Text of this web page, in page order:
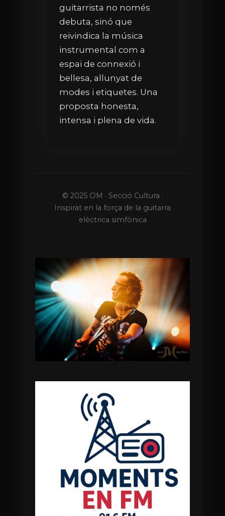
guitarrista no només
debuta, sinó que
reivindica la música
instrumental com a
espai de connexió i
bellesa, allunyat de
modes i etiquetes. Una
proposta honesta,
intensa i plena de vida.
© 2025 OM · Secció Cultura ·
Inspirat en la força de la guitarra
elèctrica simfònica